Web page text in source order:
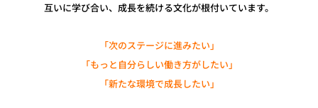
互いに学び合い、成長を続ける文化が根付いています。
「次のステージに進みたい」
「もっと自分らしい働き方がしたい」
「新たな環境で成長したい」